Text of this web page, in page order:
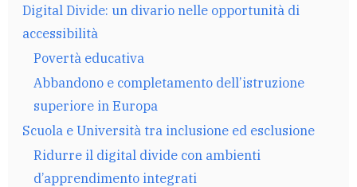
Digital Divide: un divario nelle opportunità di
accessibilità
Povertà educativa
Abbandono e completamento dell’istruzione
superiore in Europa
Scuola e Università tra inclusione ed esclusione
Ridurre il digital divide con ambienti
d’apprendimento integrati